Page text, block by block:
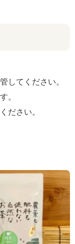
してください。
。
ださい。